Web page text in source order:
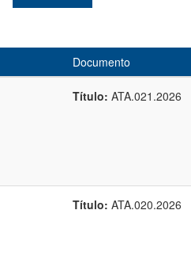
Documento
Título: ATA.021.2026
Título: ATA.020.2026